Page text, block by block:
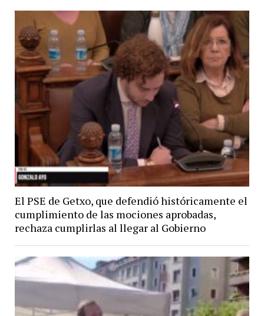
El PSE de Getxo, que defendió históricamente el
cumplimiento de las mociones aprobadas,
rechaza cumplirlas al llegar al Gobierno